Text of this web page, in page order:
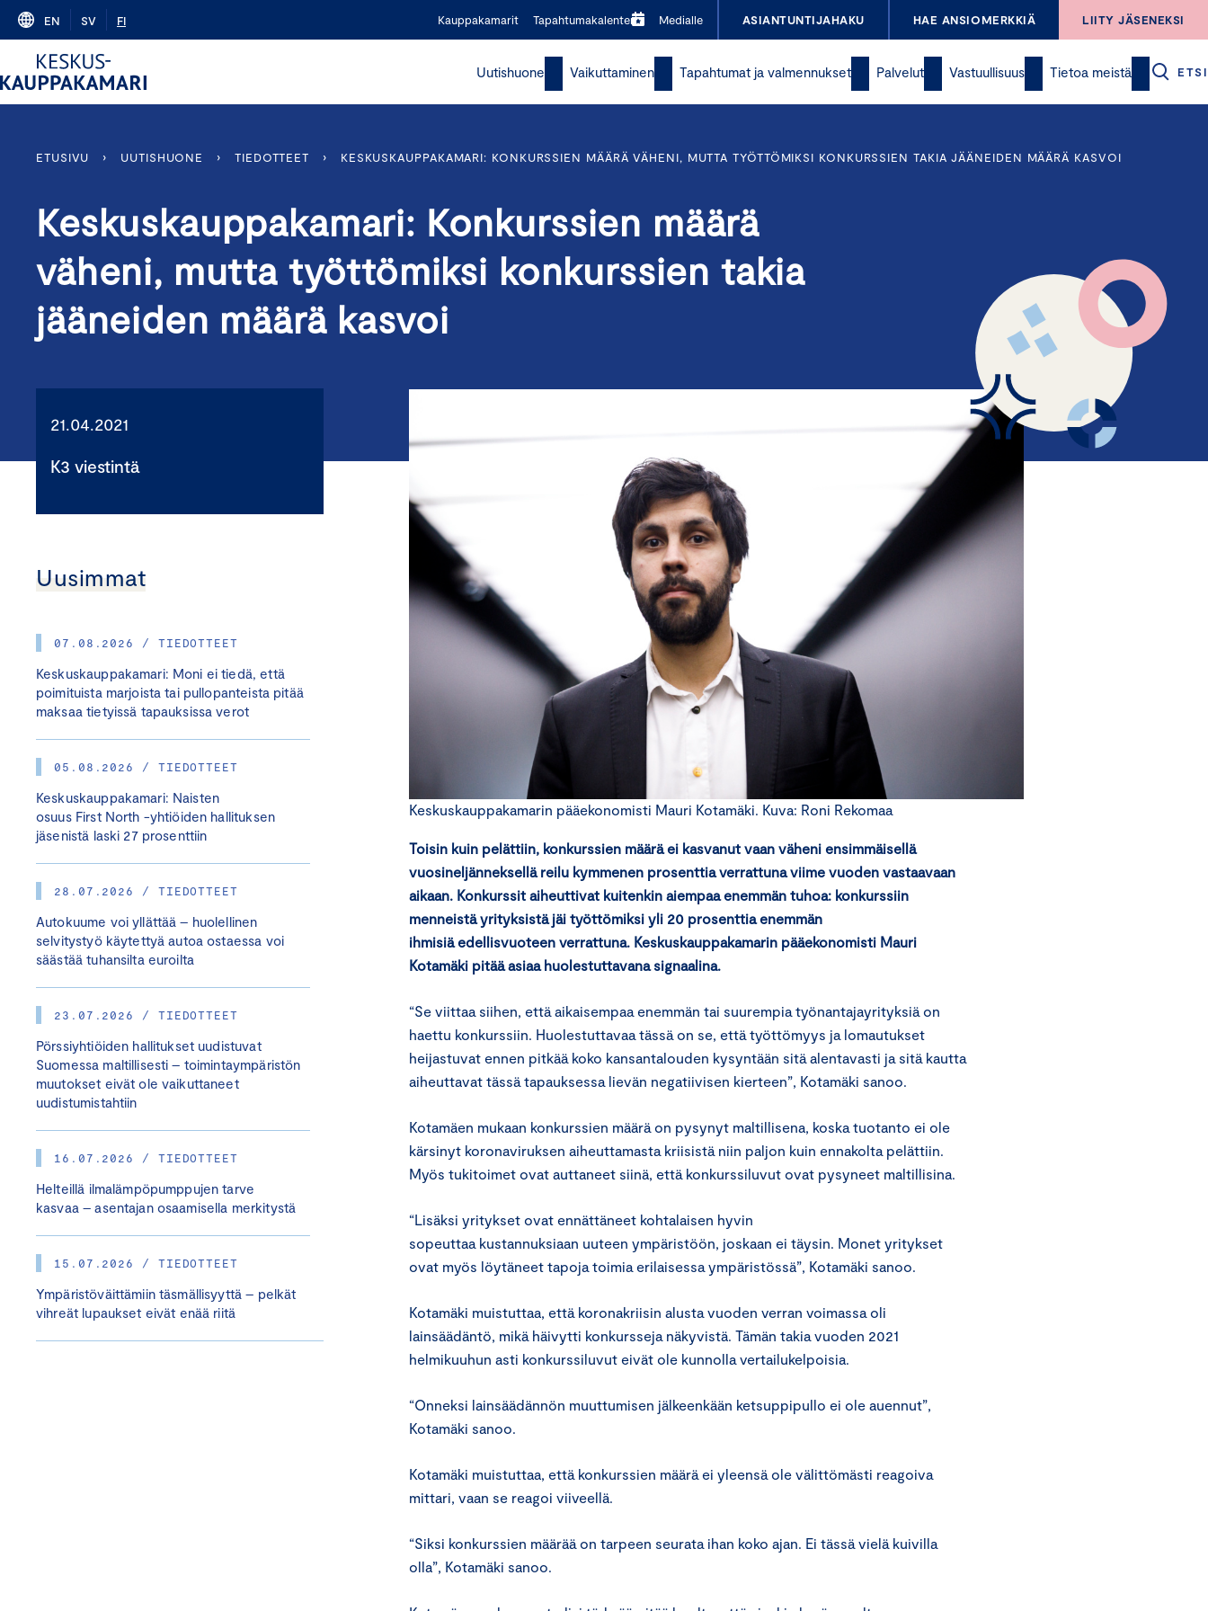
Skip
content
EN SV FI Kauppakamarit Tapahtumakalenteri Medialle ASIANTUNTIJAHAKU HAE ANSIOMERKKIÄ LIITY JÄSENEKSI
Uutishuone Vaikuttaminen Tapahtumat ja valmennukset Palvelut Vastuullisuus Tietoa meistä ETSI
ETUSIVU › UUTISHUONE › TIEDOTTEET › KESKUSKAUPPAKAMARI: KONKURSSIEN MÄÄRÄ VÄHENI, MUTTA TYÖTTÖMIKSI KONKURSSIEN TAKIA JÄÄNEIDEN MÄÄRÄ KASVOI
Keskuskauppakamari: Konkurssien määrä
väheni, mutta työttömiksi konkurssien takia
jääneiden määrä kasvoi
21.04.2021
K3 viestintä
Uusimmat
07.08.2026 / TIEDOTTEET
Keskuskauppakamari: Moni ei tiedä, että
poimituista marjoista tai pullopanteista pitää
maksaa tietyissä tapauksissa verot
05.08.2026 / TIEDOTTEET
Keskuskauppakamari: Naisten
osuus First North -yhtiöiden hallituksen
jäsenistä laski 27 prosenttiin
28.07.2026 / TIEDOTTEET
Autokuume voi yllättää – huolellinen
selvitystyö käytettyä autoa ostaessa voi
säästää tuhansilta euroilta
23.07.2026 / TIEDOTTEET
Pörssiyhtiöiden hallitukset uudistuvat
Suomessa maltillisesti – toimintaympäristön
muutokset eivät ole vaikuttaneet
uudistumistahtiin
16.07.2026 / TIEDOTTEET
Helteillä ilmalämpöpumppujen tarve
kasvaa – asentajan osaamisella merkitystä
15.07.2026 / TIEDOTTEET
Ympäristöväittämiin täsmällisyyttä – pelkät
vihreät lupaukset eivät enää riitä
Keskuskauppakamarin pääekonomisti Mauri Kotamäki. Kuva: Roni Rekomaa
Toisin kuin pelättiin, konkurssien määräei kasvanut vaan väheni ensimmäisellä
vuosineljänneksellä reilu kymmenen prosenttia verrattuna viime vuoden vastaavaan
aikaan. Konkurssit aiheuttivat kuitenkin aiempaa enemmän tuhoa: konkurssiin
menneistä yrityksistä jäi työttömiksi yli 20 prosenttia enemmän
ihmisiäedellisvuoteen verrattuna. Keskuskauppakamarin pääekonomisti Mauri
Kotamäki pitää asiaa huolestuttavana signaalina.
“Se viittaa siihen, että aikaisempaa enemmän tai suurempia työnantajayrityksiä on
haettu konkurssiin. Huolestuttavaa tässä on se, että työttömyys ja lomautukset
heijastuvat ennen pitkää koko kansantalouden kysyntään sitä alentavasti ja sitä kautta
aiheuttavat tässä tapauksessa lievän negatiivisen kierteen”, Kotamäki sanoo.
Kotamäen mukaan konkurssien määrä on pysynyt maltillisena, koska tuotanto ei ole
kärsinyt koronaviruksen aiheuttamasta kriisistä niin paljon kuin ennakolta pelättiin.
Myös tukitoimet ovat auttaneet siinä, että konkurssiluvut ovat pysyneet maltillisina.
“Lisäksi yritykset ovat ennättäneet kohtalaisen hyvin
sopeuttaa kustannuksiaan uuteen ympäristöön, joskaan ei täysin. Monet yritykset
ovat myös löytäneet tapoja toimia erilaisessa ympäristössä”, Kotamäki sanoo.
Kotamäki muistuttaa, että koronakriisin alusta vuoden verran voimassa oli
lainsäädäntö, mikä häivytti konkursseja näkyvistä. Tämän takia vuoden 2021
helmikuuhun asti konkurssiluvut eivät ole kunnolla vertailukelpoisia.
“Onneksi lainsäädännön muuttumisen jälkeenkään ketsuppipullo ei ole auennut”,
Kotamäki sanoo.
Kotamäki muistuttaa, että konkurssien määrä ei yleensä ole välittömästi reagoiva
mittari, vaan se reagoi viiveellä.
“Siksi konkurssien määrää on tarpeen seurata ihan koko ajan. Ei tässä vielä kuivilla
olla”, Kotamäki sanoo.